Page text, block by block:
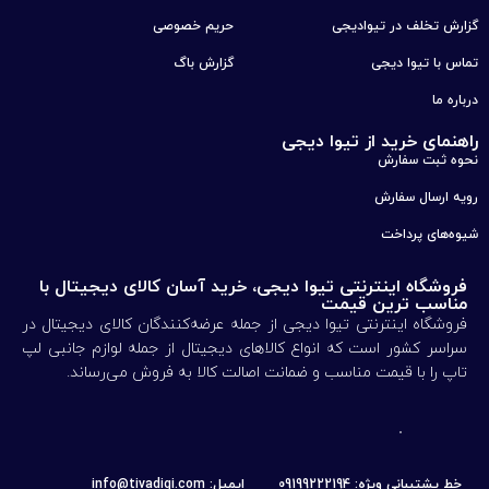
گزارش تخلف در تیوادیجی
تماس با تیوا دیجی
درباره ما
حریم خصوصی
گزارش باگ
راهنمای خرید از تیوا دیجی
نحوه ثبت سفارش
رویه ارسال سفارش
شیوه‌های پرداخت
فروشگاه اینترنتی تیوا دیجی، خرید آسان کالای دیجیتال با
مناسب ترین قیمت
فروشگاه اینترنتی تیوا دیجی از جمله عرضه‌کنندگان کالای دیجیتال در
سراسر کشور است که انواع کالاهای دیجیتال از جمله لوازم جانبی لپ
تاپ را با قیمت مناسب و ضمانت اصالت کالا به فروش می‌رساند.
خط پشتیبانی ویژه: 09199222194 ایمیل: info@tivadigi.com